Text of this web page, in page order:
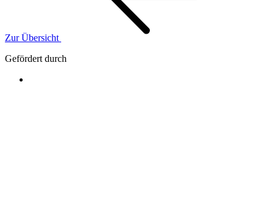
Zur Übersicht
Gefördert durch